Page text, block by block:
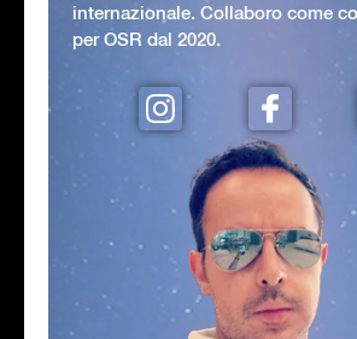
internazionale. Collaboro come
per OSR dal 2020.